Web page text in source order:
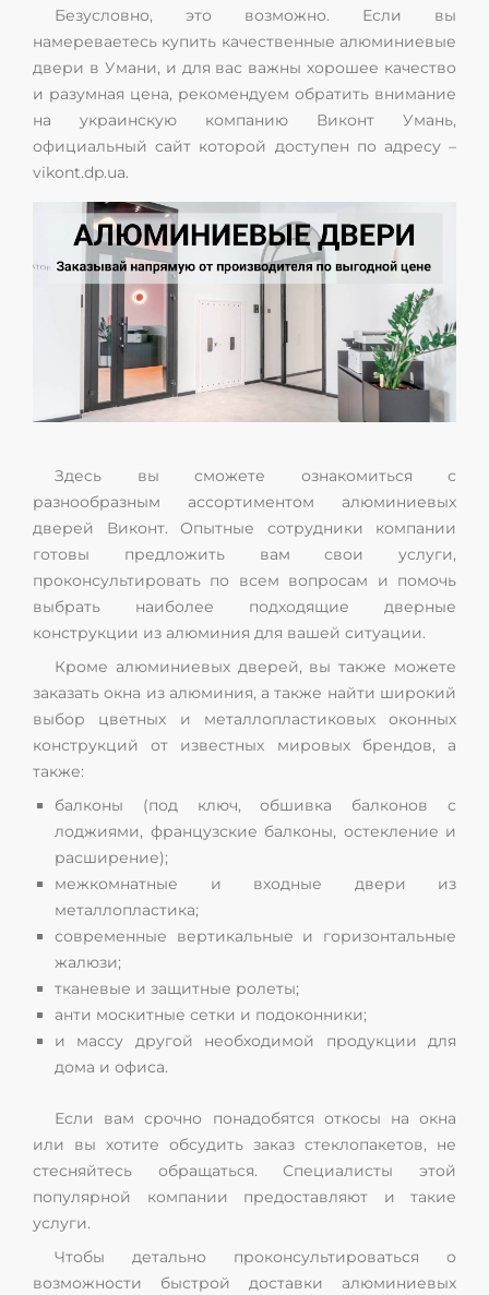
Безусловно, это возможно. Если вы
намереваетесь купить качественные алюминиевые
двери в Умани, и для вас важны хорошее качество
и разумная цена, рекомендуем обратить внимание
на украинскую компанию Виконт Умань,
официальный сайт которой доступен по адресу –
vikont.dp.ua.
Здесь вы сможете ознакомиться с
разнообразным ассортиментом алюминиевых
дверей Виконт. Опытные сотрудники компании
готовы предложить вам свои услуги,
проконсультировать по всем вопросам и помочь
выбрать наиболее подходящие дверные
конструкции из алюминия для вашей ситуации.
Кроме алюминиевых дверей, вы также можете
заказать окна из алюминия, а также найти широкий
выбор цветных и металлопластиковых оконных
конструкций от известных мировых брендов, а
также:
балконы (под ключ, обшивка балконов с
лоджиями, французские балконы, остекление и
расширение);
межкомнатные и входные двери из
металлопластика;
современные вертикальные и горизонтальные
жалюзи;
тканевые и защитные ролеты;
анти москитные сетки и подоконники;
и массу другой необходимой продукции для
дома и офиса.
Если вам срочно понадобятся откосы на окна
или вы хотите обсудить заказ стеклопакетов, не
стесняйтесь обращаться. Специалисты этой
популярной компании предоставляют и такие
услуги.
Чтобы детально проконсультироваться о
возможности быстрой доставки алюминиевых